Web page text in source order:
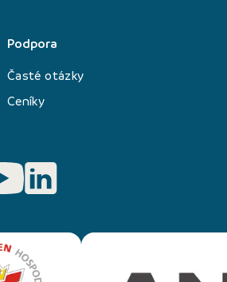
Podpora
Časté otázky
Ceníky